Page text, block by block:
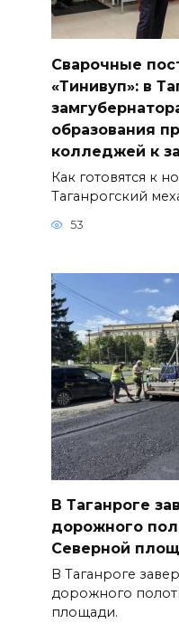
Сварочные
«Тинивуп»: в
образования
колледжей к
Как готовятся к
Таганрогский
53
В Таганроге
дорожного
Северной
В Таганроге
дорожного
площади.